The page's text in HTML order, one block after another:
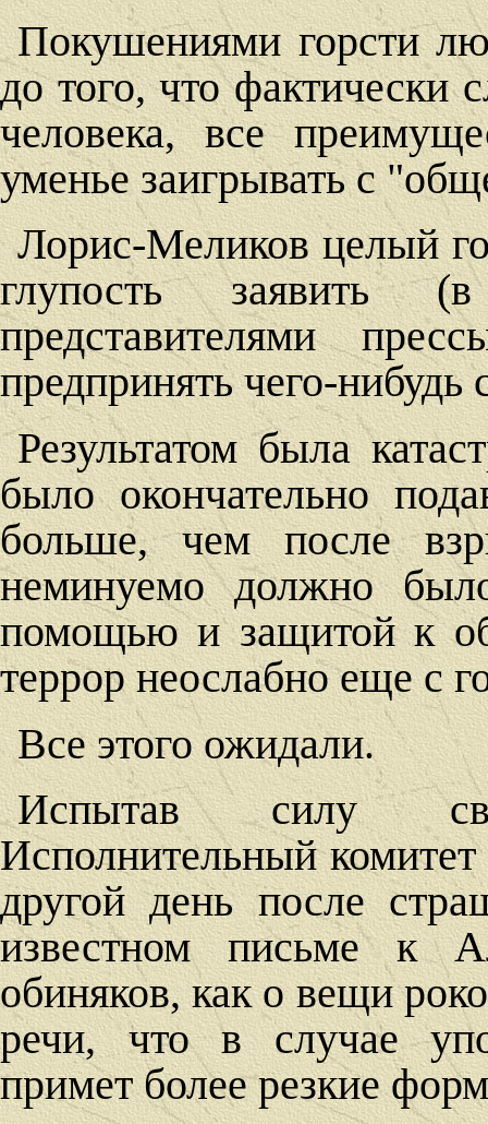
Покушениями горсти
до того, что фактически
человека, все
уменье заигрывать с
Лорис-Меликов целый
глупость заявить
представителями
предпринять чего-нибудь
Результатом была
было окончательно
больше, чем после
неминуемо должно
помощью и защитой к
террор неослабно еще с
Все этого ожидали.
Испытав силу
Исполнительный
другой день после
известном письме к
обиняков, как о вещи
речи, что в случае
примет более резкие